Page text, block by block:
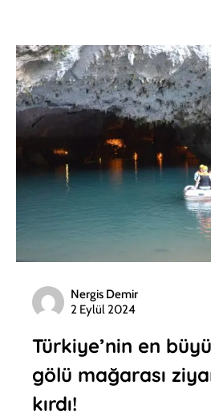
Nergis Demir
2 Eylül 2024
Türkiye’nin en
gölü mağarası
kırdı!